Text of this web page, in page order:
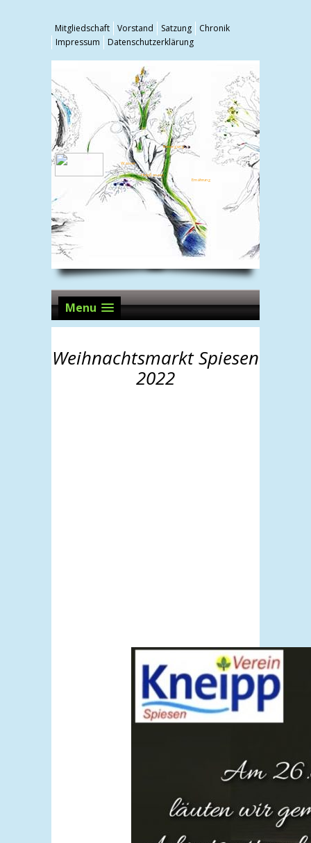
Mitgliedschaft Vorstand Satzung
Chronik
Impressum
Datenschutzerklärung
Wasser
Heilpflanzen
Bewegung
Ernährung
Menu
Weihnachtsmarkt Spiesen
2022